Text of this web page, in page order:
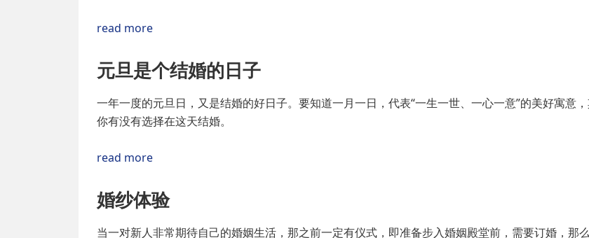
read more
元旦是个结婚的日子
一年一度的元旦日，又是结婚的好日子。要知道一月一日，代表“一生一世、一心一意”的美好寓意
你有没有选择在这天结婚。
read more
婚纱体验
当一对新人非常期待自己的婚姻生活，那之前一定有仪式，即准备步入婚姻殿堂前，需要订婚，那